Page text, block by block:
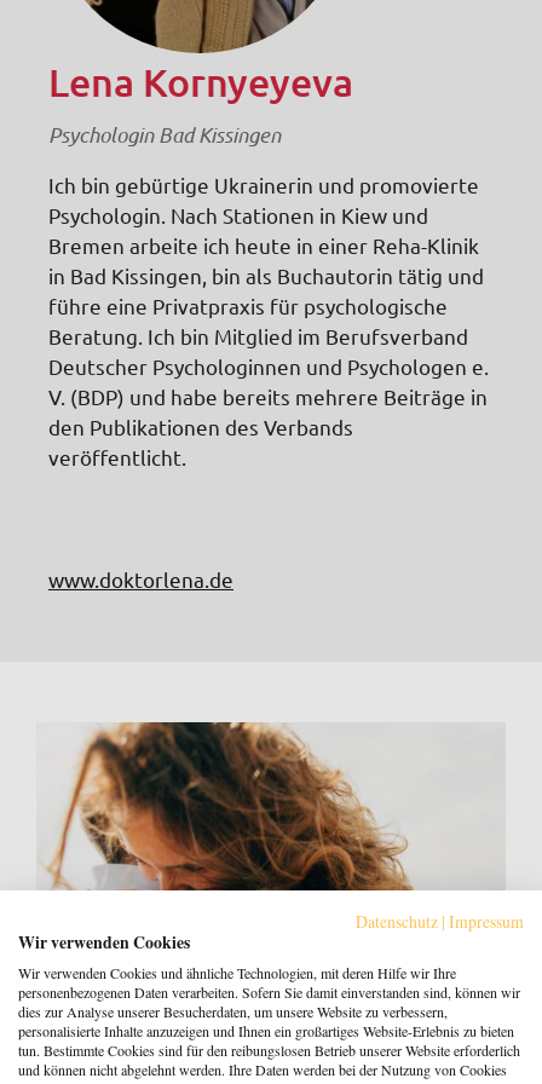
Lena Kornyeyeva
Psychologin Bad Kissingen
Ich bin gebürtige Ukrainerin und promovierte
Psychologin. Nach Stationen in Kiew und
Bremen arbeite ich heute in einer Reha-Klinik
in Bad Kissingen, bin als Buchautorin tätig und
führe eine Privatpraxis für psychologische
Beratung. Ich bin Mitglied im Berufsverband
Deutscher Psychologinnen und Psychologen e.
V. (BDP) und habe bereits mehrere Beiträge in
den Publikationen des Verbands
veröffentlicht.
www.doktorlena.de
Datenschutz | Impressum
Wir verwenden Cookies
Wir verwenden Cookies und ähnliche Technologien, mit deren Hilfe wir Ihre
personenbezogenen Daten verarbeiten. Sofern Sie damit einverstanden sind, können wir
dies zur Analyse unserer Besucherdaten, um unsere Website zu verbessern,
personalisierte Inhalte anzuzeigen und Ihnen ein großartiges Website-Erlebnis zu bieten
tun. Bestimmte Cookies sind für den reibungslosen Betrieb unserer Website erforderlich
und können nicht abgelehnt werden. Ihre Daten werden bei der Nutzung von Cookies